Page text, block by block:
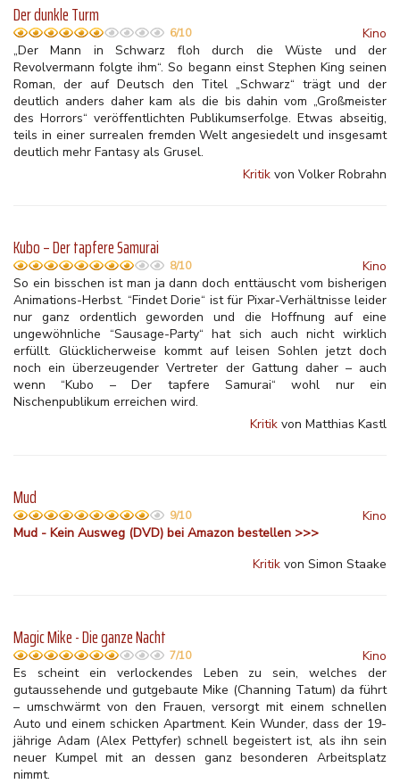
Der dunkle Turm
6/10
Kino
„Der Mann in Schwarz floh durch die Wüste und der
Revolvermann folgte ihm“. So begann einst Stephen King seinen
Roman, der auf Deutsch den Titel „Schwarz“ trägt und der
deutlich anders daher kam als die bis dahin vom „Großmeister
des Horrors“ veröffentlichten Publikumserfolge. Etwas abseitig,
teils in einer surrealen fremden Welt angesiedelt und insgesamt
deutlich mehr Fantasy als Grusel.
Kritik von Volker Robrahn
Kubo – Der tapfere Samurai
8/10
Kino
So ein bisschen ist man ja dann doch enttäuscht vom bisherigen
Animations-Herbst. “Findet Dorie“ ist für Pixar-Verhältnisse leider
nur ganz ordentlich geworden und die Hoffnung auf eine
ungewöhnliche “Sausage-Party“ hat sich auch nicht wirklich
erfüllt. Glücklicherweise kommt auf leisen Sohlen jetzt doch
noch ein überzeugender Vertreter der Gattung daher – auch
wenn “Kubo – Der tapfere Samurai“ wohl nur ein
Nischenpublikum erreichen wird.
Kritik von Matthias Kastl
Mud
9/10
Kino
Mud - Kein Ausweg (DVD) bei Amazon bestellen >>>
Kritik von Simon Staake
Magic Mike - Die ganze Nacht
7/10
Kino
Es scheint ein verlockendes Leben zu sein, welches der
gutaussehende und gutgebaute Mike (Channing Tatum) da führt
– umschwärmt von den Frauen, versorgt mit einem schnellen
Auto und einem schicken Apartment. Kein Wunder, dass der 19-
jährige Adam (Alex Pettyfer) schnell begeistert ist, als ihn sein
neuer Kumpel mit an dessen ganz besonderen Arbeitsplatz
nimmt.